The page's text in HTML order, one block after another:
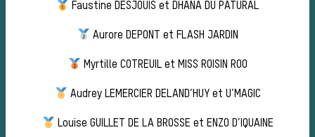
Les
Faustine DESJOUIS et DHANA DU PATURAL
Aurore DEPONT et FLASH JARDIN
Myrtille COTREUIL et MISS ROISIN ROO
Audrey LEMERCIER DELAND’HUY et U’MAGIC
Louise GUILLET DE LA BROSSE et ENZO D’IQUAINE